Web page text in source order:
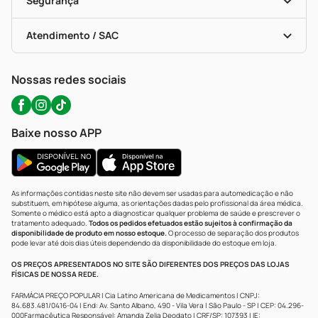
Troca E Devolução
Bulas De A A Z
Políticas De Marketplace
Testes Rápidos
Autoteste Covid-19
Certificado De Segurança
Portal Da Privacidade
Atendimento / SAC
WhatsApp (47) 9202-1687
Nossas redes sociais
Baixe nosso APP
As informações contidas neste site não devem ser usadas para automedicação e não
substituem, em hipótese alguma, as orientações dadas pelo profissional da área médica.
Somente o médico está apto a diagnosticar qualquer problema de saúde e prescrever o
tratamento adequado. Todos os pedidos efetuados estão sujeitos à confirmação da
disponibilidade de produto em nosso estoque.O processo de separação dos produtos
pode levar até dois dias úteis dependendo da disponibilidade do estoque em loja.
OS PREÇOS APRESENTADOS NO SITE SÃO DIFERENTES DOS PREÇOS DAS LOJAS
FÍSICAS DE NOSSA REDE.
FARMÁCIA PREÇO POPULAR | Cia Latino Americana de Medicamentos | CNPJ:
84.683.481/0416-04 | End: Av. Santo Albano, 490 - Vila Vera | São Paulo - SP | CEP: 04.296-
000Farmacêutica Responsável: Amanda Zelia Deodato | CRF/SP: 107393 | IE: